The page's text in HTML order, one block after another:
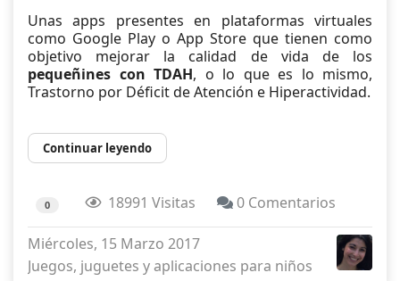
Unas apps presentes en plataformas virtuales
como Google Play o App Store que tienen como
objetivo mejorar la calidad de vida de los
pequeñines con TDAH, o lo que es lo mismo,
Trastorno por Déficit de Atención e Hiperactividad.
Continuar leyendo
0 18991 Visitas 0 Comentarios
Miércoles, 15 Marzo 2017
Juegos, juguetes y aplicaciones para niños